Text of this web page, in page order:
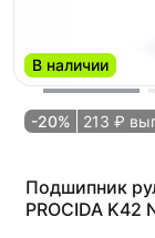
В наличии
-20% 213 ₽
Подшипник
PROCIDA K42